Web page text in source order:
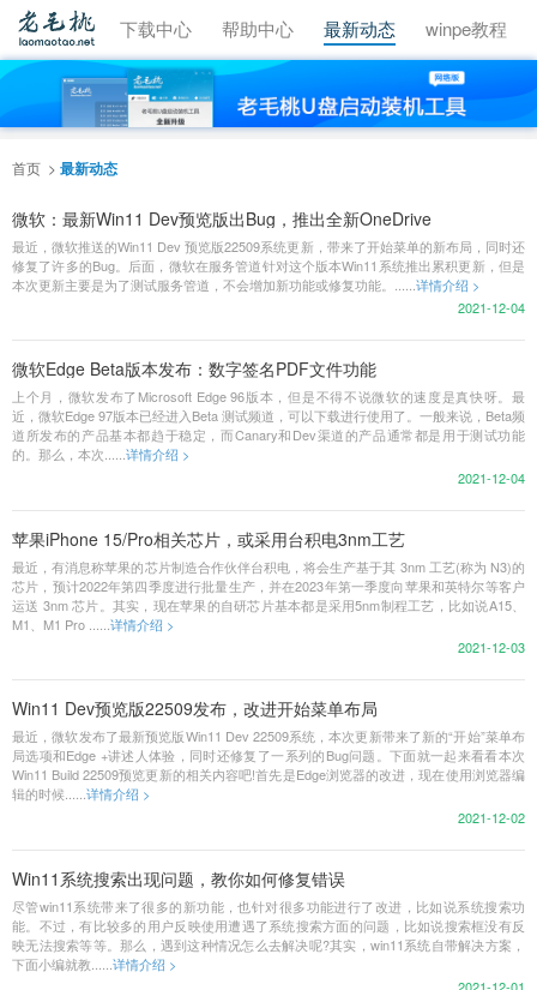
视频教程 下载中心 帮助中心 最新动态 winpe教程
首页 最新动态
微软：最新Win11 Dev预览版出Bug，推出全新OneDrive
最近，微软推送的Win11 Dev 预览版22509系统更新，带来了开始菜单的新布局，同时还
修复了许多的Bug。后面，微软在服务管道针对这个版本Win11系统推出累积更新，但是
本次更新主要是为了测试服务管道，不会增加新功能或修复功能。...... 详情介绍 >
2021-12-04
微软Edge Beta版本发布：数字签名PDF文件功能
上个月，微软发布了Microsoft Edge 96版本，但是不得不说微软的速度是真快呀。最
近，微软Edge 97版本已经进入Beta 测试频道，可以下载进行使用了。一般来说，Beta频
道所发布的产品基本都趋于稳定，而Canary和Dev渠道的产品通常都是用于测试功能
的。那么，本次......详情介绍 >
2021-12-04
苹果iPhone 15/Pro相关芯片，或采用台积电3nm工艺
最近，有消息称苹果的芯片制造合作伙伴台积电，将会生产基于其 3nm 工艺(称为 N3)的
芯片，预计2022年第四季度进行批量生产，并在2023年第一季度向苹果和英特尔等客户
运送 3nm 芯片。其实，现在苹果的自研芯片基本都是采用5nm制程工艺，比如说A15、
M1、M1 Pro ...... 详情介绍 >
2021-12-03
Win11 Dev预览版22509发布，改进开始菜单布局
最近，微软发布了最新预览版Win11 Dev 22509系统，本次更新带来了新的“开始”菜单布
局选项和Edge +讲述人体验，同时还修复了一系列的Bug问题。下面就一起来看看本次
Win11 Build 22509预览更新的相关内容吧!首先是Edge浏览器的改进，现在使用浏览器编
辑的时候......详情介绍 >
2021-12-02
Win11系统搜索出现问题，教你如何修复错误
尽管win11系统带来了很多的新功能，也针对很多功能进行了改进，比如说系统搜索功
能。不过，有比较多的用户反映使用遭遇了系统搜索方面的问题，比如说搜索框没有反
映无法搜索等等。那么，遇到这种情况怎么去解决呢?其实，win11系统自带解决方案，
下面小编就教...... 详情介绍 >